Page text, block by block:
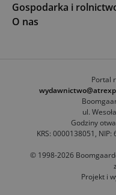
Gospodarka i
O nas
Portal
ul.
Godziny
KRS: 0000138051,
© 1998-2026
Projekt i